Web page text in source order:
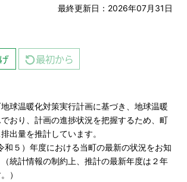
最終更新日：2026年07月31日
球温暖化対策実行計画に基づき、地球温暖
おり、計画の進捗状況を把握するため、町
出量を推計しています。
５）年度における当町の最新の状況をお知
統計情報の制約上、推計の最新年度は２年
）